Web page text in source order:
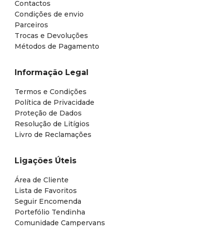
Contactos
Condições de envio
Parceiros
Trocas e Devoluções
Métodos de Pagamento
Informação Legal
Termos e Condições
Política de Privacidade
Proteção de Dados
Resolução de Litígios
Livro de Reclamações
Ligações Úteis
Área de Cliente
Lista de Favoritos
Seguir Encomenda
Portefólio Tendinha
Comunidade Campervans